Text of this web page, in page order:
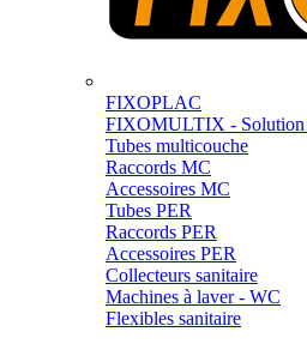
FIXOPLAC
FIXOMULTIX - Solution
Tubes multicouche
Raccords MC
Accessoires MC
Tubes PER
Raccords PER
Accessoires PER
Collecteurs sanitaire
Machines à laver - WC
Flexibles sanitaire